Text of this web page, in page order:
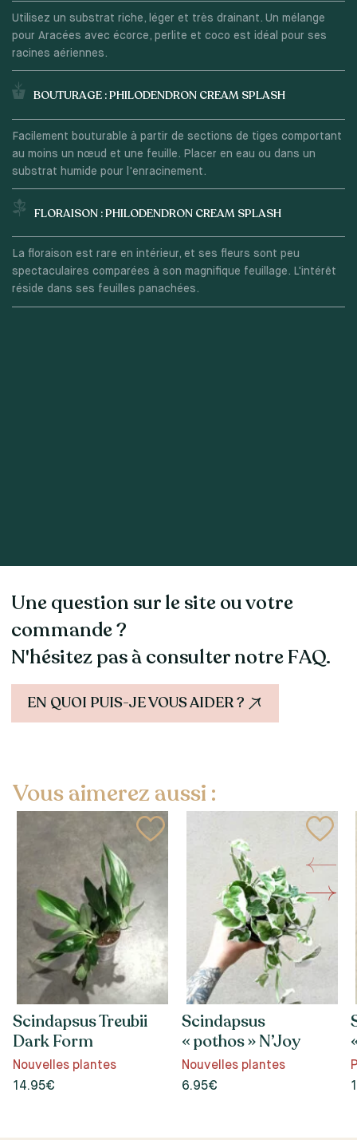
Utilisez un substrat riche, léger et très drainant. Un mélange
pour Aracées avec écorce, perlite et coco est idéal pour ses
racines aériennes.
BOUTURAGE : PHILODENDRON CREAM SPLASH
Facilement bouturable à partir de sections de tiges comportant
au moins un nœud et une feuille. Placer en eau ou dans un
substrat humide pour l'enracinement.
FLORAISON : PHILODENDRON CREAM SPLASH
La floraison est rare en intérieur, et ses fleurs sont peu
spectaculaires comparées à son magnifique feuillage. L'intérêt
réside dans ses feuilles panachées.
Une question sur le site ou votre
commande ?
N'hésitez pas à consulter notre FAQ.
EN QUOI PUIS-JE VOUS AIDER ?
Vous aimerez aussi :
Scindapsus Treubii
Dark Form
14.95€
Nouvelles plantes
Scindapsus
« pothos » N’Joy
6.95€
Nouvelles plantes